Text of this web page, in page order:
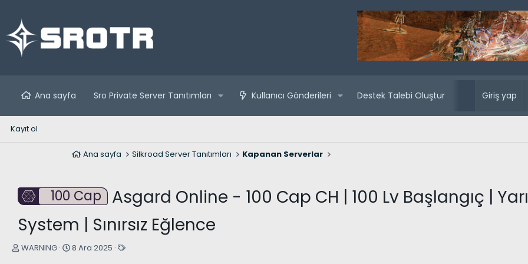
Ana sayfa Sro Private Server Tanıtımları Kullanıcı Gönderileri Destek Talebi Oluştur Yaklaşan
Giriş yap
Kayıt ol
Ana sayfa Silkroad Server Tanıtımları Kapanan Serverlar
100 Cap
Asgard Online - 100 Cap CH | 100 Lv Başlangıç |
System | Sınırsız Eğlence
K
WARNING
B
8 Ara 2025
E